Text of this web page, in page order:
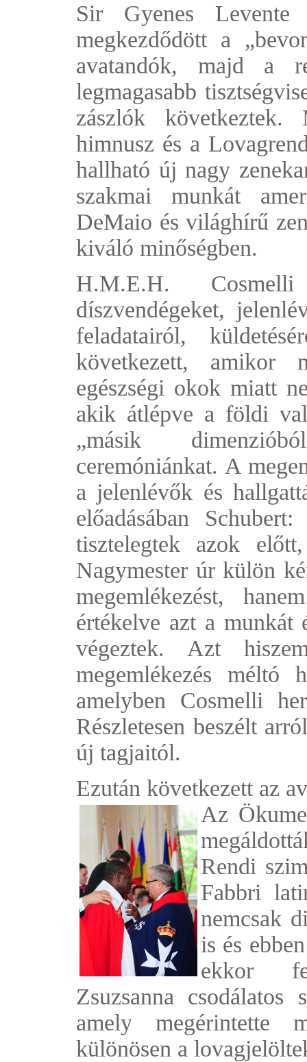
Sir Gyenes Levente
megkezdődött a
avatandók, majd a
legmagasabb
zászlók
himnusz és a
hallható új nagy
szakmai munkát
DeMaio és világhírű
kiváló minőségben.
H.M.E.H.
díszvendégeket,
feladatairól,
következett, amikor
egészségi okok miatt
akik átlépve a földi
„másik
ceremóniánkat. A
a jelenlévők és
előadásában
tisztelegtek azok
Nagymester úr külön
megemlékezést,
értékelve azt a munkát
végeztek. Azt
megemlékezés méltó
amelyben Cosmelli
Részletesen beszélt
új tagjaitól.
Ezután következett az
Az
Rendi
Fabbri
nemcsak
is és
ekkor
Zsuzsanna csodálatos
amely megérintette
különösen a